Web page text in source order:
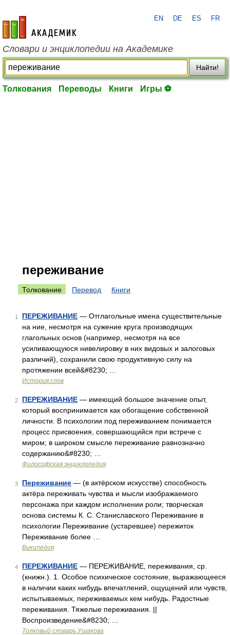
academic.ru
EN DE ES FR
Словари и энциклопедии на Академике
Найти!
Толкования Переводы Книги Игры ⚽
переживание
Толкование Перевод Книги
1 ПЕРЕЖИВАНИЕ — Отглагольные имена существительные
на ние, несмотря на сужение круга производящих
глагольных основ (например, несмотря на все
усиливающуюся нивелировку в них видовых и залоговых
различий), сохранили свою продуктивную силу на
протяжении всей&#8230; …
История слов
2 ПЕРЕЖИВАНИЕ — имеющий большое значение опыт,
который воспринимается как обогащение собственной
личности. В психологии под переживанием понимается
процесс присвоения, совершающийся при встрече с
миром; в широком смысле переживание равнозначно
содержанию&#8230; …
Философская энциклопедия
3 Переживание — (в актёрском искусстве) способность
актёра переживать чувства и мысли изображаемого
персонажа при каждом исполнении роли; творческая
основа системы К. С. Станиславского Переживание в
психологии Переживание (устаревшее) пережиток
Переживание более …
Википедия
4 ПЕРЕЖИВАНИЕ — ПЕРЕЖИВАНИЕ, переживания, ср.
(книжн.). 1. Особое психическое состояние, выражающееся
в наличии каких нибудь впечатлений, ощущений или чувств,
испытываемых, переживаемых кем нибудь. Радостные
переживания. Тяжелые переживания. ||
Воспроизведение&#8230; …
Толковый словарь Ушакова